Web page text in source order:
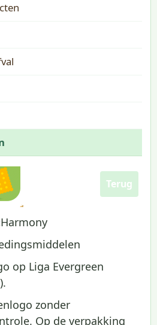
Terug
Harmony
op Liga Evergreen
zonder
Op de verpakking